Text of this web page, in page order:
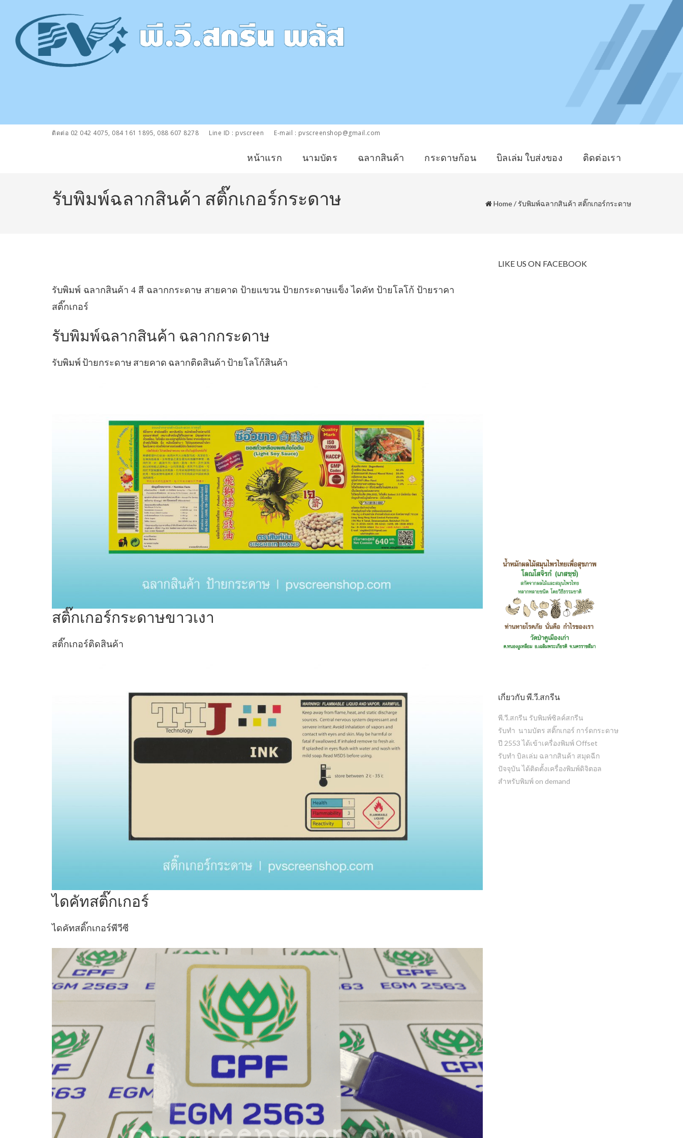
ติดต่อ 02 042 4075, 084 161 1895, 088 607 8278 Line ID : pvscreen E-mail : pvscreenshop@gmail.com
หน้าแรก นามบัตร ฉลากสินค้า กระดาษก้อน บิลเล่ม ใบส่งของ ติดต่อเรา
รับพิมพ์ฉลากสินค้า สติ๊กเกอร์กระดาษ Home/ รับพิมพ์ฉลากสินค้า สติ๊กเกอร์กระดาษ
รับพิมพ์ ฉลากสินค้า 4 สี ฉลากกระดาษ สายคาด ป้ายแขวน ป้ายกระดาษแข็ง ไดคัท ป้ายโลโก้ ป้ายราคา
สติ๊กเกอร์
รับพิมพ์ฉลากสินค้า ฉลากกระดาษ
รับพิมพ์ ป้ายกระดาษ สายคาด ฉลากติดสินค้า ป้ายโลโก้สินค้า
สติ๊กเกอร์กระดาษขาวเงา
สติ๊กเกอร์ติดสินค้า
ไดคัทสติ๊กเกอร์
ไดคัทสติ๊กเกอร์พีวีซี
LIKE US ON FACEBOOK
เกี่ยวกับ พี.วี.สกรีน
พี.วี.สกรีน รับพิมพ์ซิลค์สกรีน
รับทำ นามบัตร สติ๊กเกอร์ การ์ดกระดาษ
ปี 2553 ได้เข้าเครื่องพิมพ์ Offset
รับทำ บิลเล่ม ฉลากสินค้า สมุดฉีก
ปัจจุบัน ได้ติดตั้งเครื่องพิมพ์ดิจิตอล
สำหรับพิมพ์ on demand